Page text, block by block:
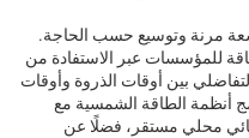
مرنة وتوسيع حسب الحاجة.
للمؤسسات عبر الاستفادة من
بين أوقات الذروة وأوقات
أنظمة الطاقة الشمسية مع
محلي مستقر، فضلًا عن